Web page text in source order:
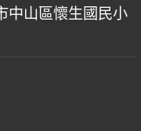
中山區懷生國民小